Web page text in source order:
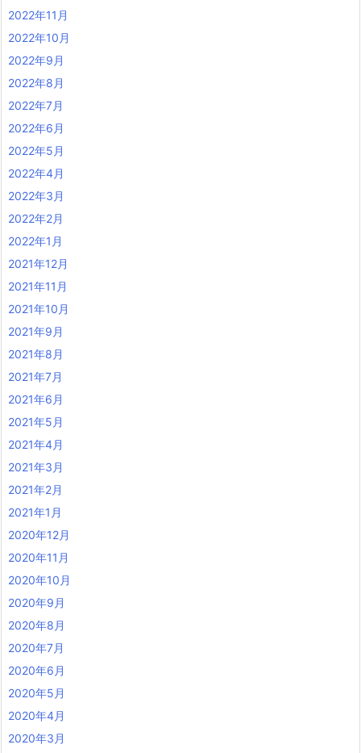
2022年11月
2022年10月
2022年9月
2022年8月
2022年7月
2022年6月
2022年5月
2022年4月
2022年3月
2022年2月
2022年1月
2021年12月
2021年11月
2021年10月
2021年9月
2021年8月
2021年7月
2021年6月
2021年5月
2021年4月
2021年3月
2021年2月
2021年1月
2020年12月
2020年11月
2020年10月
2020年9月
2020年8月
2020年7月
2020年6月
2020年5月
2020年4月
2020年3月